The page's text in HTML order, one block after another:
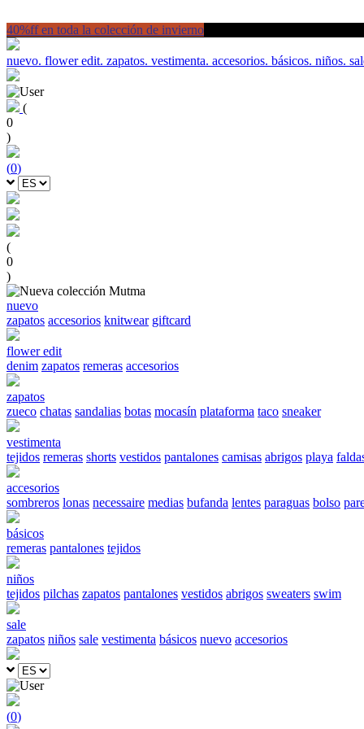
40%ff en toda la colección de invierno
nuevo. flower edit. zapatos. vestimenta. accesorios. básicos. niños.
(
0
)
(0)
(
0
)
nuevo
zapatos accesorios knitwear giftcard
flower edit
denim zapatos remeras accesorios
zapatos
zueco chatas sandalias botas mocasín plataforma taco sneaker
vestimenta
tejidos remeras shorts vestidos pantalones camisas abrigos playa
accesorios
sombreros lonas necessaire medias bufanda lentes paraguas bolso
básicos
remeras pantalones tejidos
niños
tejidos pilchas zapatos pantalones vestidos abrigos sweaters swim
sale
zapatos niños sale vestimenta básicos nuevo accesorios
(0)